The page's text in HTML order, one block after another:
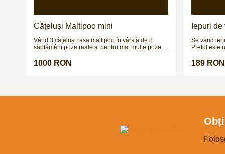
Cățeluși Maltipoo mini
Vând 3 cățeluși rasa maltipoo în vârstă de 8
săptămâni poze reale și pentru mai multe poze și
1000 RON
Iepuri
Se vand iepuri Corcitura urias german
Pretul este
189 RON